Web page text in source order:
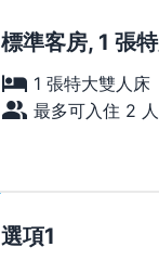
標準客房, 1 張
1 張特大雙人床
最多可入住 2
選項